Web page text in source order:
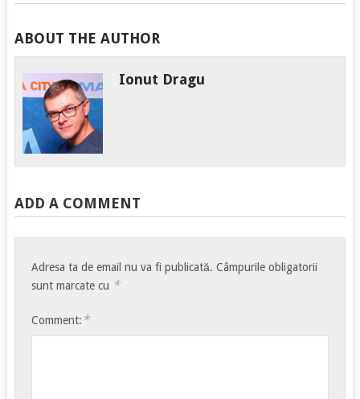
ABOUT THE AUTHOR
Ionut Dragu
ADD A COMMENT
Adresa ta de email nu va fi publicată. Câmpurile obligatorii
sunt marcate cu *
Comment: *